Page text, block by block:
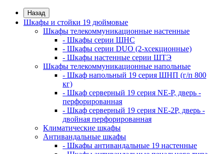
Назад
Шкафы и стойки 19 дюймовые
Шкафы телекоммуникационные настенные
- Шкафы серии ШНС
- Шкафы серии DUO (2-хсекционные)
- Шкафы настенные серии ШТЭ
Шкафы телекоммуникационные напольные
- Шкаф напольный 19 серия ШНП (г/п 800
кг)
- Шкаф серверный 19 серия NE-P, дверь -
перфорированная
- Шкаф серверный 19 серия NE-2P, дверь -
двойная перфорированная
Климатические шкафы
Антивандальные шкафы
- Шкафы антивандальные 19 настенные